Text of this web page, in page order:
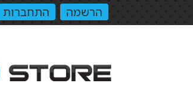
הרשמה התחברות